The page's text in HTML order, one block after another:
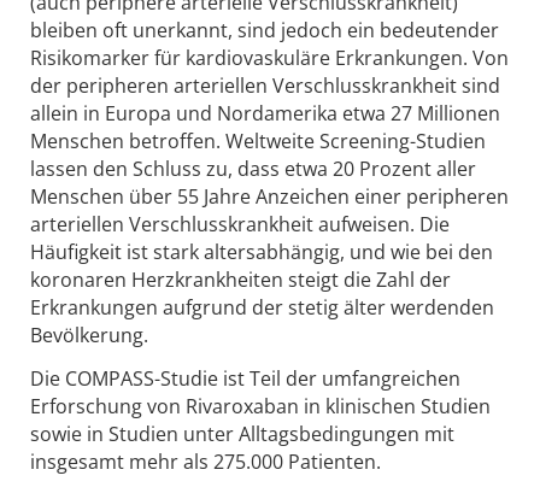
bleiben oft unerkannt, sind jedoch ein bedeutender
Risikomarker für kardiovaskuläre Erkrankungen. Von
der peripheren arteriellen Verschlusskrankheit sind
allein in Europa und Nordamerika etwa 27 Millionen
Menschen betroffen. Weltweite Screening-Studien
lassen den Schluss zu, dass etwa 20 Prozent aller
Menschen über 55 Jahre Anzeichen einer peripheren
arteriellen Verschlusskrankheit aufweisen. Die
Häufigkeit ist stark altersabhängig, und wie bei den
koronaren Herzkrankheiten steigt die Zahl der
Erkrankungen aufgrund der stetig älter werdenden
Bevölkerung.
Die COMPASS-Studie ist Teil der umfangreichen
Erforschung von Rivaroxaban in klinischen Studien
sowie in Studien unter Alltagsbedingungen mit
insgesamt mehr als 275.000 Patienten.